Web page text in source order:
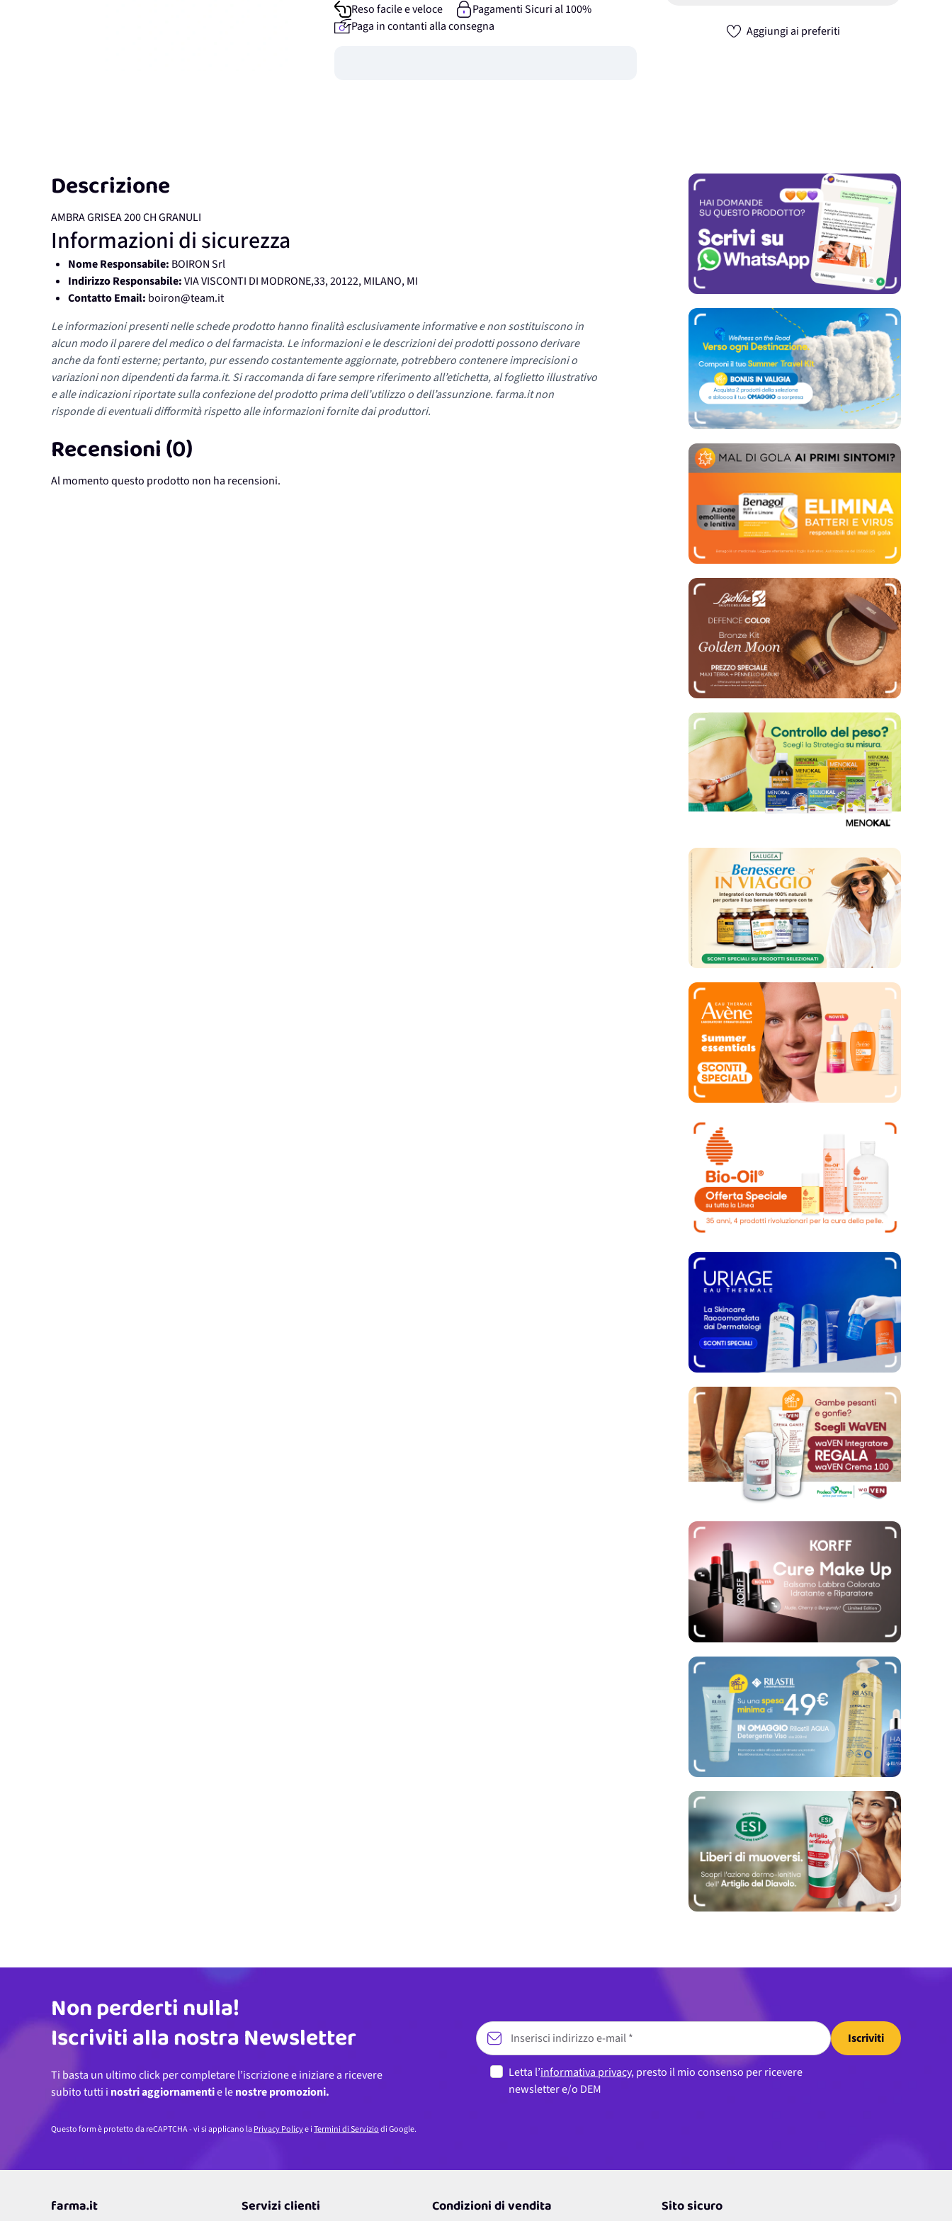
Aggiungi ai preferiti
Reso facile e veloce
Pagamenti Sicuri al 100%
Paga in contanti alla consegna
Descrizione
AMBRA GRISEA 200 CH GRANULI
Informazioni di sicurezza
Nome Responsabile: BOIRON Srl
Indirizzo Responsabile:VIA VISCONTI DI MODRONE,33, 20122, MILANO, MI
Contatto Email: boiron@team.it
Le informazioni presenti nelle schede prodotto hanno finalità esclusivamente informative e non sostituiscono in
alcun modo il parere del medico o del farmacista. Le informazioni e le descrizioni dei prodotti possono derivare
anche da fonti esterne; pertanto, pur essendo costantemente aggiornate, potrebbero contenere imprecisioni o
variazioni non dipendenti da farma.it. Si raccomanda di fare sempre riferimento all’etichetta, al foglietto illustrativo
e alle indicazioni riportate sulla confezione del prodotto prima dell’utilizzo o dell’assunzione. farma.it non
risponde di eventuali difformità rispetto alle informazioni fornite dai produttori.
Recensioni (0)
Al momento questo prodotto non ha recensioni.
Indirizzo email
Non perderti nulla!
Iscriviti alla nostra Newsletter
Ti basta un ultimo click per completare l’iscrizione e iniziare a ricevere
subito tutti i nostri aggiornamentie lenostre promozioni.
Iscriviti
Letta l’informativa privacy, presto il mio consenso per ricevere
newsletter e/o DEM
Questo form è protetto da reCAPTCHA - vi si applicano laPrivacy Policye iTermini di Serviziodi Google.
farma.it Servizi clienti Condizioni di vendita Sito sicuro